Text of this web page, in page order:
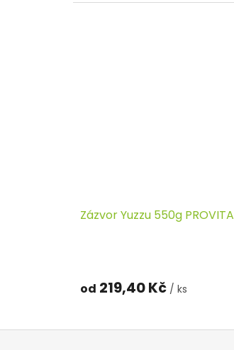
Zázvor Yuzzu 550g PROVITA
od 219,40 Kč / ks